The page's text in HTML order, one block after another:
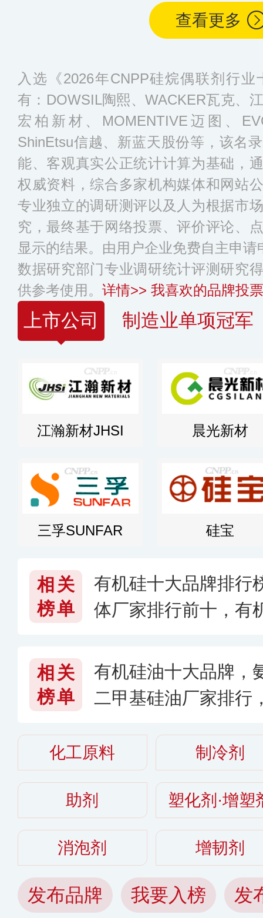
查看更多
入选《2026年CNPP硅烷偶联剂行
有：DOWSIL陶熙、WACKER瓦克、
宏柏新材、MOMENTIVE迈图、
ShinEtsu信越、新蓝天股份等，该名
能、客观真实公正统计计算为基础，
权威资料，综合多家机构媒体和网站
专业独立的调研测评以及人为根据市
究，最终基于网络投票、评价评论、
显示的结果。由用户企业免费自主申
数据研究部门专业调研统计评测研究
供参考使用。 详情>> 我喜欢的品牌投
上市公司 制造业单项冠军
江瀚新材JHSI 晨光新材
三孚SUNFAR 硅宝
相关
榜单
有机硅十大品牌排行
体厂家排行前十，有
相关
榜单
有机硅油十大品牌，
二甲基硅油厂家排行
化工原料 制冷剂
助剂 塑化剂·增塑
消泡剂 增韧剂
发布品牌 我要入榜 发